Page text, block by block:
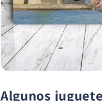
Algunos